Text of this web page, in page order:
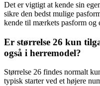
Det er vigtigt at kende sin
sikre den bedst mulige
kende til mærkets pasform og
Er størrelse 26 kun
også i herremodel?
Størrelse 26 findes normalt
typisk starter ved et højere